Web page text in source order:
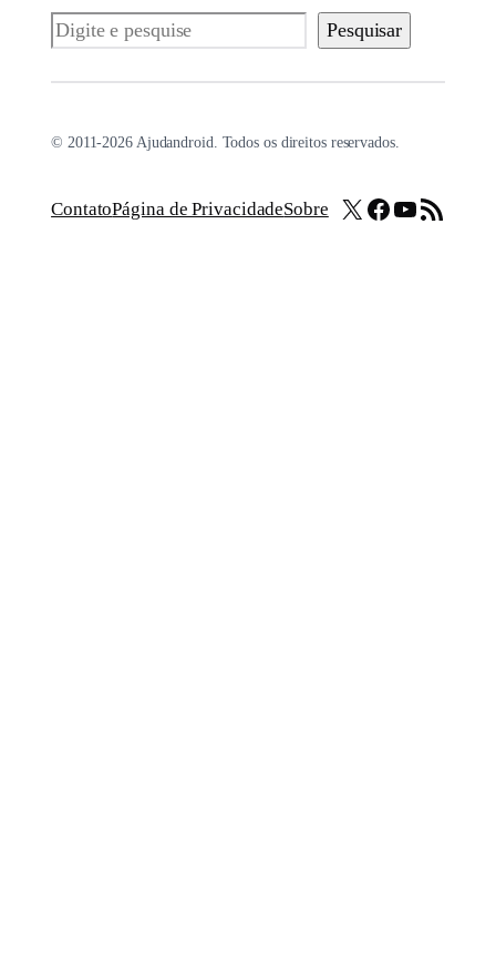
Pesquisar Pesquisar
© 2011-2026 Ajudandroid. Todos os direitos reservados.
ContatoPágina de PrivacidadeSobre X Facebook
Youtube
Feed RSS